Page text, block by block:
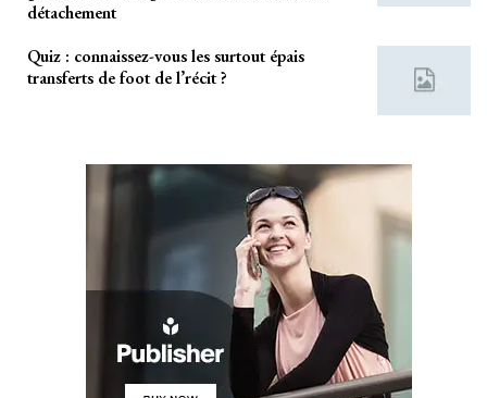
détachement
Quiz : connaissez-vous les surtout épais
transferts de foot de l’récit ?